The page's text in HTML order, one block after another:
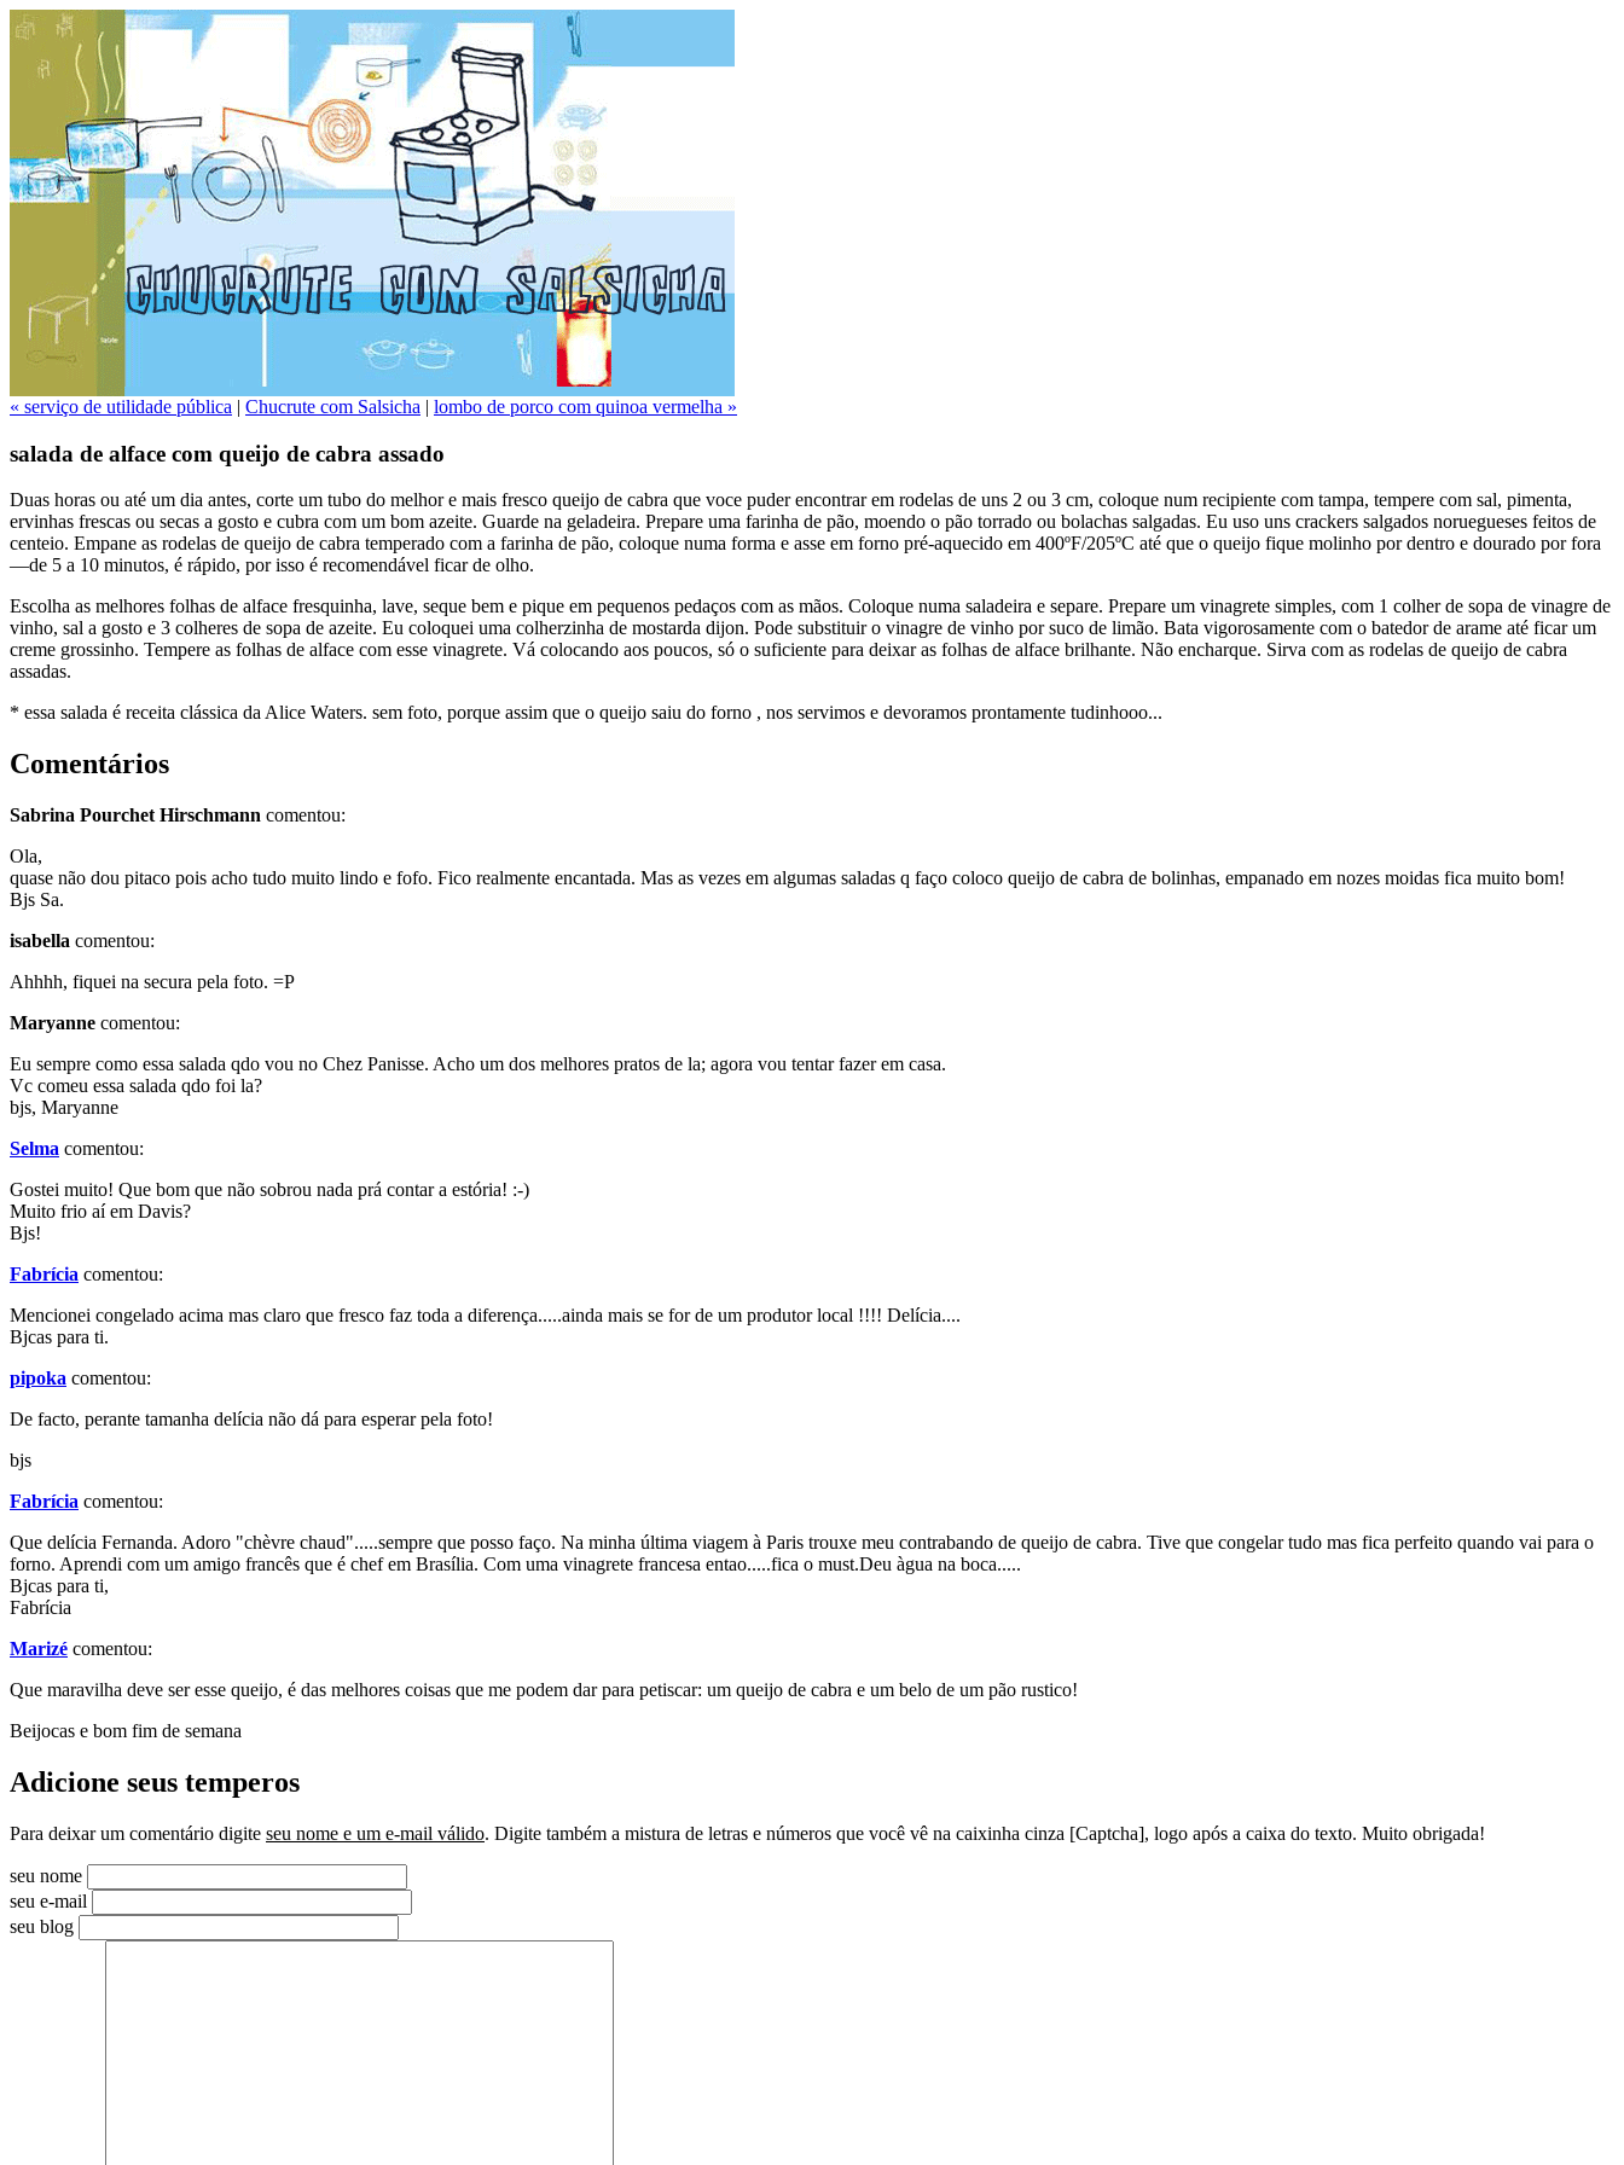
« serviço de utilidade pública | Chucrute com Salsicha | lombo de porco com quinoa vermelha »
salada de alface com queijo de cabra assado
Duas horas ou até um dia antes, corte um tubo do melhor e mais fresco queijo de cabra que voce puder encontrar em rodelas de uns 2 ou 3 cm, coloque num recipiente com tampa, tempere com sal, pimenta,
ervinhas frescas ou secas a gosto e cubra com um bom azeite. Guarde na geladeira. Prepare uma farinha de pão, moendo o pão torrado ou bolachas salgadas. Eu uso uns crackers salgados noruegueses feitos de
centeio. Empane as rodelas de queijo de cabra temperado com a farinha de pão, coloque numa forma e asse em forno pré-aquecido em 400ºF/205ºC até que o queijo fique molinho por dentro e dourado por fora
—de 5 a 10 minutos, é rápido, por isso é recomendável ficar de olho.
Escolha as melhores folhas de alface fresquinha, lave, seque bem e pique em pequenos pedaços com as mãos. Coloque numa saladeira e separe. Prepare um vinagrete simples, com 1 colher de sopa de vinagre de
vinho, sal a gosto e 3 colheres de sopa de azeite. Eu coloquei uma colherzinha de mostarda dijon. Pode substituir o vinagre de vinho por suco de limão. Bata vigorosamente com o batedor de arame até ficar um
creme grossinho. Tempere as folhas de alface com esse vinagrete. Vá colocando aos poucos, só o suficiente para deixar as folhas de alface brilhante. Não encharque. Sirva com as rodelas de queijo de cabra
assadas.
* essa salada é receita clássica da Alice Waters. sem foto, porque assim que o queijo saiu do forno , nos servimos e devoramos prontamente tudinhooo...
Comentários
Sabrina Pourchet Hirschmann comentou:
Ola,
quase não dou pitaco pois acho tudo muito lindo e fofo. Fico realmente encantada. Mas as vezes em algumas saladas q faço coloco queijo de cabra de bolinhas, empanado em nozes moidas fica muito bom!
Bjs Sa.
isabella comentou:
Ahhhh, fiquei na secura pela foto. =P
Maryanne comentou:
Eu sempre como essa salada qdo vou no Chez Panisse. Acho um dos melhores pratos de la; agora vou tentar fazer em casa.
Vc comeu essa salada qdo foi la?
bjs, Maryanne
Selma comentou:
Gostei muito! Que bom que não sobrou nada prá contar a estória! :-)
Muito frio aí em Davis?
Bjs!
Fabrícia comentou:
Mencionei congelado acima mas claro que fresco faz toda a diferença.....ainda mais se for de um produtor local !!!! Delícia....
Bjcas para ti.
pipoka comentou:
De facto, perante tamanha delícia não dá para esperar pela foto!
bjs
Fabrícia comentou:
Que delícia Fernanda. Adoro "chèvre chaud".....sempre que posso faço. Na minha última viagem à Paris trouxe meu contrabando de queijo de cabra. Tive que congelar tudo mas fica perfeito quando vai para o
forno. Aprendi com um amigo francês que é chef em Brasília. Com uma vinagrete francesa entao.....fica o must.Deu àgua na boca.....
Bjcas para ti,
Fabrícia
Marizé comentou:
Que maravilha deve ser esse queijo, é das melhores coisas que me podem dar para petiscar: um queijo de cabra e um belo de um pão rustico!
Beijocas e bom fim de semana
Adicione seus temperos
Para deixar um comentário digite seu nome e um e-mail válido. Digite também a mistura de letras e números que você vê na caixinha cinza [Captcha], logo após a caixa do texto. Muito obrigada!
seu nome
seu e-mail
seu blog